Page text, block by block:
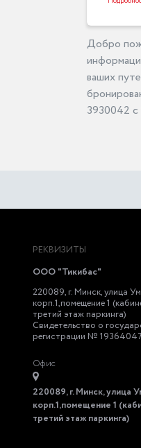
Добро
ваших
3930042
РЕКВИЗИТЫ
ООО "Тикибас"
220089, г. Минск, улица
корп.1,помещение 1
третий этаж паркинга)
Свидетельство о
регистрации №
Офис
220089, г. Минск, улица
корп.1,помещение 1
третий этаж паркинга)